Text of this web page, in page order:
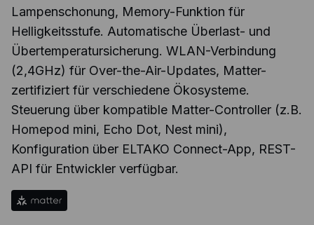
Lampenschonung, Memory-Funktion für
Helligkeitsstufe. Automatische Überlast- und
Übertemperatursicherung. WLAN-Verbindung
(2,4GHz) für Over-the-Air-Updates, Matter-
zertifiziert für verschiedene Ökosysteme.
Steuerung über kompatible Matter-Controller (z.B.
Homepod mini, Echo Dot, Nest mini),
Konfiguration über ELTAKO Connect-App, REST-
API für Entwickler verfügbar.